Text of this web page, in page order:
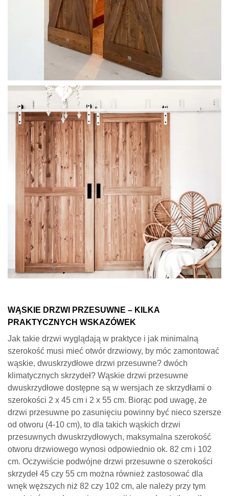
PRAKTYCZNYCH WSKAZÓWEK
szerokość musi mieć otwór drzwiowy, by móc zamontować
wąskie, dwuskrzydłowe drzwi przesuwne? dwóch
klimatycznych skrzydeł? Wąskie drzwi przesuwne
dwuskrzydłowe dostępne są w wersjach ze skrzydłami o
szerokości 2 x 45 cm i 2 x 55 cm. Biorąc pod uwagę, że
drzwi przesuwne po zasunięciu powinny być nieco szersze
od otworu (4-10 cm), to dla takich wąskich drzwi
przesuwnych dwuskrzydłowych, maksymalna szerokość
otworu drzwiowego wynosi odpowiednio ok. 82 cm i 102
cm. Oczywiście podwójne drzwi przesuwne o szerokości
skrzydeł 45 czy 55 cm można również zastosować dla
wnęk węższych niż 82 czy 102 cm, ale należy przy tym
pamiętać o zachowaniu proporcji i wygody użytkownika.